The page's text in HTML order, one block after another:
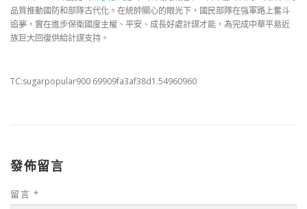
品質推動國防和部隊古代化。在統帥關心的眼光下，國民部隊在強軍路上奮斗
追夢，實在進步保衛國度主權、平安、成長好處計謀才能，為完成中華平易近
族巨大回復供給計謀支持。
TC:sugarpopular900 69909fa3af38d1.54960960
發佈留言
留言 *